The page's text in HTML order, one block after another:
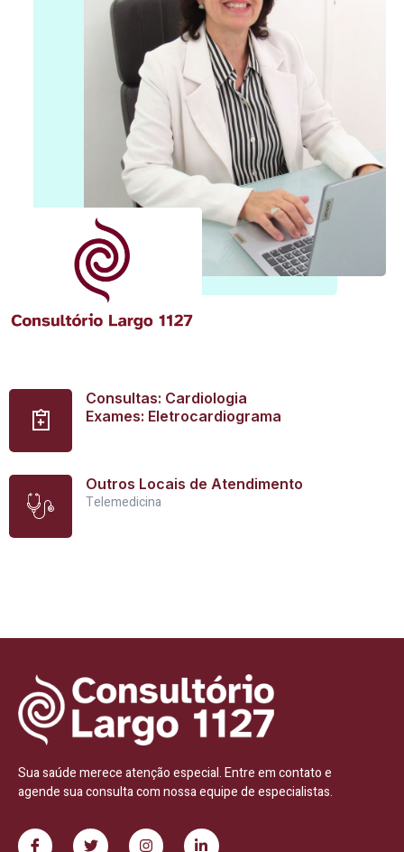
Consultas: Cardiologia
Exames: Eletrocardiograma
Outros Locais de Atendimento
Telemedicina
Sua saúde merece atenção especial. Entre em contato e
agende sua consulta com nossa equipe de especialistas.